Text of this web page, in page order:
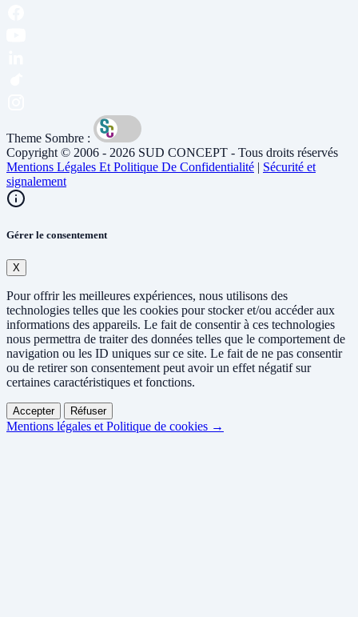
Theme Sombre :
Copyright © 2006 - 2026 SUD CONCEPT - Tous droits réservés
Mentions Légales Et Politique De Confidentialité | Sécurité et
signalement
Gérer le consentement
X
Pour offrir les meilleures expériences, nous utilisons des
technologies telles que les cookies pour stocker et/ou accéder aux
informations des appareils. Le fait de consentir à ces technologies
nous permettra de traiter des données telles que le comportement de
navigation ou les ID uniques sur ce site. Le fait de ne pas consentir
ou de retirer son consentement peut avoir un effet négatif sur
certaines caractéristiques et fonctions.
Accepter Réfuser
Mentions légales et Politique de cookies →